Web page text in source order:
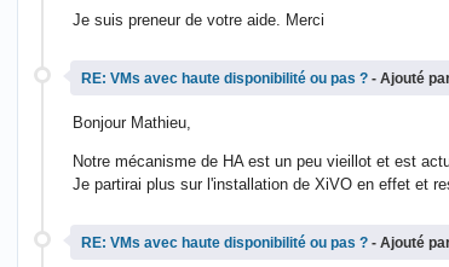
Je suis preneur de votre aide. Merci
RE: VMs avec haute disponibilité ou pas ? - Ajouté
Bonjour Mathieu,
Notre mécanisme de HA est un peu vieillot et est
Je partirai plus sur l'installation de XiVO en effet et
RE: VMs avec haute disponibilité ou pas ? - Ajouté